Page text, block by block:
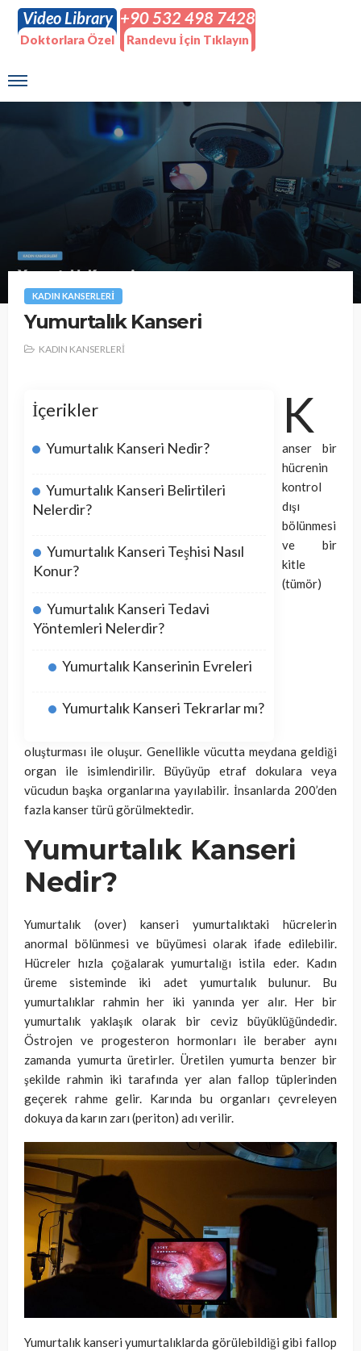
Video Library
Doktorlara Özel
+90 532 498 7428
Randevu İçin Tıklayın
KADIN KANSERLERİ
Yumurtalık Kanseri
KADIN KANSERLERİ
İçerikler
Yumurtalık Kanseri Nedir?
Yumurtalık Kanseri Belirtileri
Nelerdir?
Yumurtalık Kanseri Teşhisi Nasıl
Konur?
Yumurtalık Kanseri Tedavi
Yöntemleri Nelerdir?
Yumurtalık Kanserinin Evreleri
Yumurtalık Kanseri Tekrarlar mı?
K
anser bir
hücrenin
kontrol
dışı
bölünmesi
ve bir
kitle
(tümör)
oluşturması ile oluşur. Genellikle vücutta meydana geldiği
organ ile isimlendirilir. Büyüyüp etraf dokulara veya
vücudun başka organlarına yayılabilir. İnsanlarda 200’den
fazla kanser türü görülmektedir.
Yumurtalık Kanseri
Nedir?
Yumurtalık (over) kanseri yumurtalıktaki hücrelerin
anormal bölünmesi ve büyümesi olarak ifade edilebilir.
Hücreler hızla çoğalarak yumurtalığı istila eder. Kadın
üreme sisteminde iki adet yumurtalık bulunur. Bu
yumurtalıklar rahmin her iki yanında yer alır. Her bir
yumurtalık yaklaşık olarak bir ceviz büyüklüğündedir.
Östrojen ve progesteron hormonları ile beraber aynı
zamanda yumurta üretirler. Üretilen yumurta benzer bir
şekilde rahmin iki tarafında yer alan fallop tüplerinden
geçerek rahme gelir. Karında bu organları çevreleyen
dokuya da karın zarı (periton) adı verilir.
Yumurtalık kanseri yumurtalıklarda görülebildiği gibi fallop